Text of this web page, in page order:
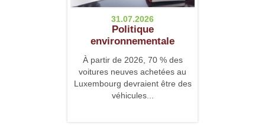
31.07.2026
Politique
environnementale
À partir de 2026, 70 % des
voitures neuves achetées au
Luxembourg devraient être des
véhicules...